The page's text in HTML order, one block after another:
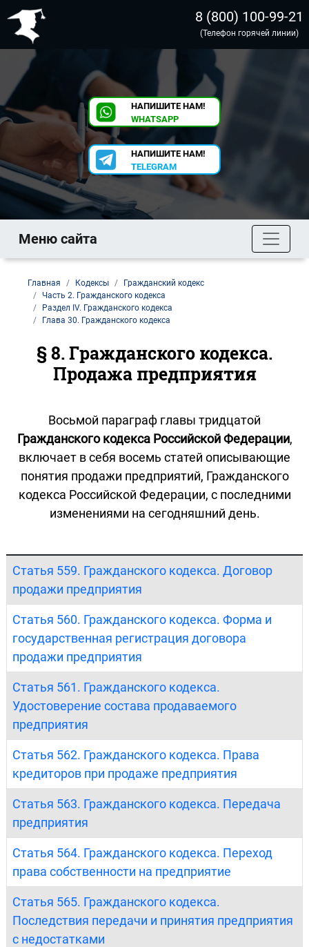
8 (800) 100-99-21
(Телефон горячей линии)
НАПИШИТЕ НАМ!
WHATSAPP
НАПИШИТЕ НАМ!
TELEGRAM
Меню сайта
Главная Кодексы
Гражданский кодекс
Часть 2. Гражданского кодекса
Раздел IV. Гражданского кодекса
Глава 30. Гражданского кодекса
§ 8. Гражданского кодекса.
Продажа предприятия
Восьмой параграф главы тридцатой
Гражданского кодекса Российской Федерации,
включает в себя восемь статей описывающие
понятия продажи предприятий, Гражданского
кодекса Российской Федерации, с последними
изменениями на сегодняшний день.
Статья 559. Гражданского кодекса. Договор
продажи предприятия
Статья 560. Гражданского кодекса. Форма и
государственная регистрация договора
продажи предприятия
Статья 561. Гражданского кодекса.
Удостоверение состава продаваемого
предприятия
Статья 562. Гражданского кодекса. Права
кредиторов при продаже предприятия
Статья 563. Гражданского кодекса. Передача
предприятия
Статья 564. Гражданского кодекса. Переход
права собственности на предприятие
Статья 565. Гражданского кодекса.
Последствия передачи и принятия предприятия
с недостатками